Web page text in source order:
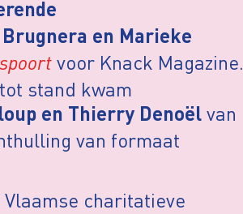
Brugnera en Marieke
voor Knack Magazine.
stand kwam
en Thierry Denoël van
van formaat
charitatieve